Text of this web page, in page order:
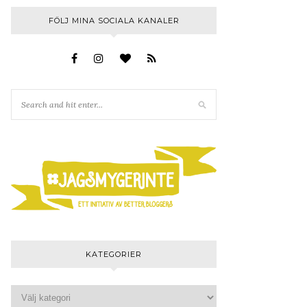
FÖLJ MINA SOCIALA KANALER
KATEGORIER